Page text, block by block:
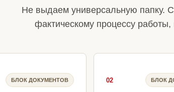
Не выдаем универсальную папку.
фактическому процессу
БЛОК ДОКУМЕНТОВ 02 БЛОК